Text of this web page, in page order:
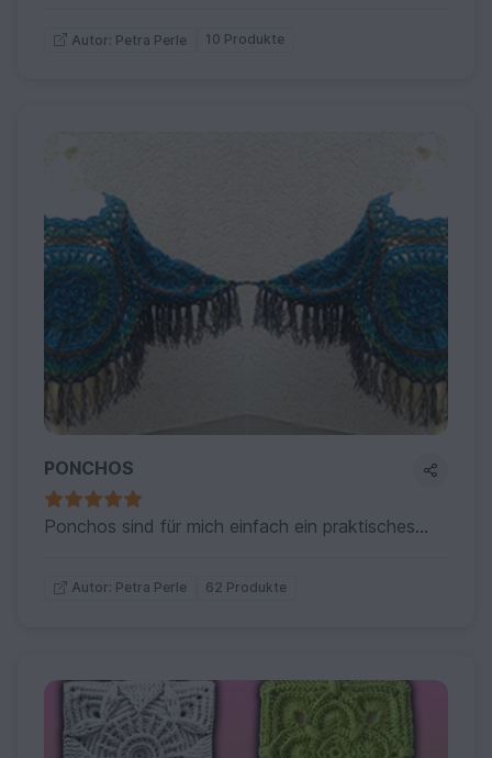
Autor: Petra Perle 10 Produkte
PONCHOS
Ponchos sind für mich einfach ein praktisches Kleidungsstück… und aus der Handarbeitwelt nicht weg zu denken....
Autor: Petra Perle 62 Produkte